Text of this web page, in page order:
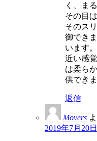
く、ま
その目
そのス
御でき
います
近い感
は柔ら
供できま
返信
Movers
2019年7月20